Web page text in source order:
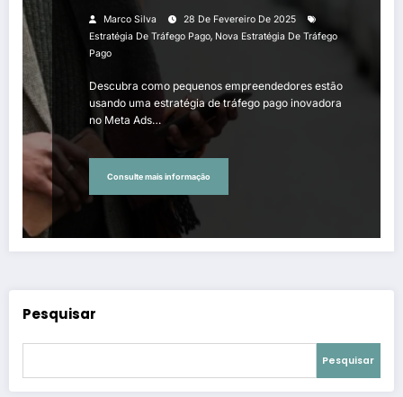
Mais!
Marco Silva
28 De Fevereiro De 2025
Estratégia De Tráfego Pago, Nova Estratégia De Tráfego
Pago
Descubra como pequenos empreendedores estão
usando uma estratégia de tráfego pago inovadora
no Meta Ads…
Consulte mais informação
Pesquisar
Pesquisar